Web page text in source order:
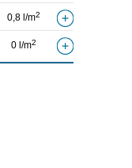
0,8 l/m2
0 l/m2